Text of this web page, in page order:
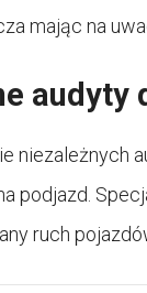
mając na
audyty
niezależnych
podjazd.
ruch